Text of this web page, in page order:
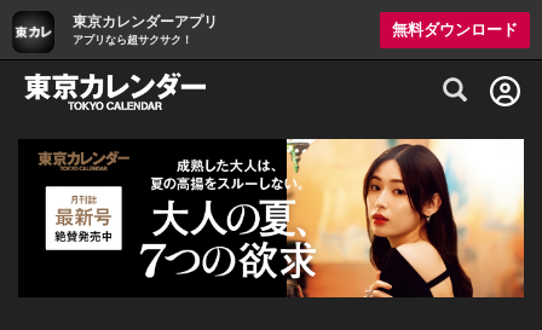
東京カレンダーアプリ
アプリなら超サクサク！
無料ダウンロード
グルメ情報・プレミアムレストラン予約